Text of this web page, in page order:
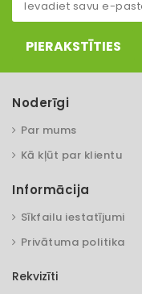
PIERAKSTĪTIES
Noderīgi
Par mums
Kā kļūt par klientu
Informācija
Sīkfailu iestatījumi
Privātuma politika
Rekvizīti